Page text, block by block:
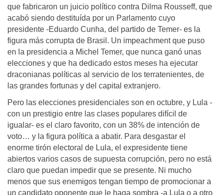
que fabricaron un juicio político contra Dilma Rousseff, que
acabó siendo destituída por un Parlamento cuyo
presidente -Eduardo Cunha, del partido de Temer- es la
figura más corrupta de Brasil. Un impeachment que puso
en la presidencia a Michel Temer, que nunca ganó unas
elecciones y que ha dedicado estos meses ha ejecutar
draconianas políticas al servicio de los terratenientes, de
las grandes fortunas y del capital extranjero.
Pero las elecciones presidenciales son en octubre, y Lula -
con un prestigio entre las clases populares difícil de
igualar- es el claro favorito, con un 38% de intención de
voto… y la figura política a abatir. Para desgastar el
enorme tirón electoral de Lula, el expresidente tiene
abiertos varios casos de supuesta corrupción, pero no está
claro que puedan impedir que se presente. Ni mucho
menos que sus enemigos tengan tiempo de promocionar a
un candidato oponente que le haga sombra -a Lula o a otro